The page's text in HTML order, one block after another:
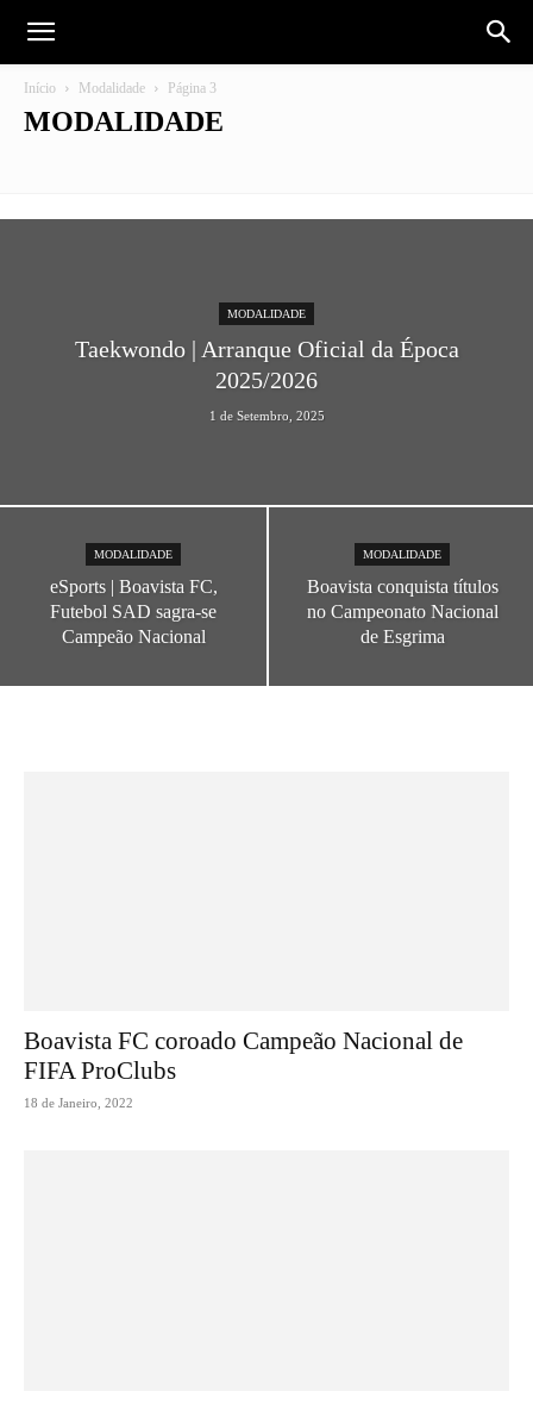
Início Modalidade Página 3
MODALIDADE
MODALIDADE
Taekwondo | Arranque Oficial da Época
2025/2026
1 de Setembro, 2025
MODALIDADE
eSports | Boavista FC,
Futebol SAD sagra-se
Campeão Nacional
MODALIDADE
Boavista conquista títulos
no Campeonato Nacional
de Esgrima
Boavista FC coroado Campeão Nacional de
FIFA ProClubs
18 de Janeiro, 2022